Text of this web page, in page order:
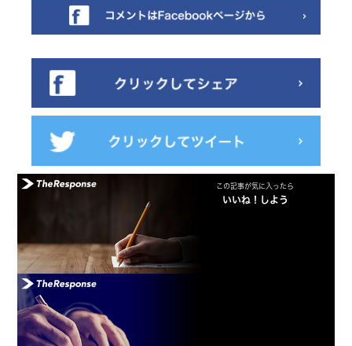
この記事が気に入ったら
いいね！しよう